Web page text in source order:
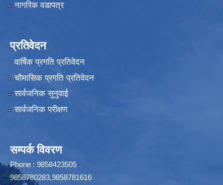
नागरिक वडापत्र
प्रतिवेदन
वार्षिक प्रगति प्रतिवेदन
चौमासिक प्रगति प्रतिवेदन
सार्वजनिक सुनुवाई
सार्वजनिक परीक्षण
सम्पर्क विवरण
Phone : 9858423505
9858780283,9858781616